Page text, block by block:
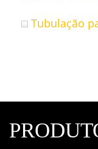
Tubulação